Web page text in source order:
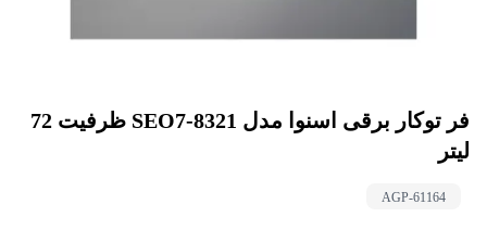
فر توکار برقی اسنوا مدل SEO7-8321 ظرفیت 72
لیتر
AGP-61164